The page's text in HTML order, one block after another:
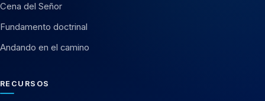
Cena del Señor
Fundamento doctrinal
Andando en el camino
RECURSOS